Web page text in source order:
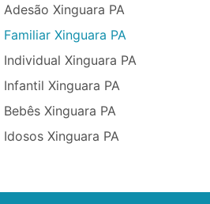
Xinguara PA
Xinguara PA
Xinguara PA
Xinguara PA
Xinguara PA
Xinguara PA